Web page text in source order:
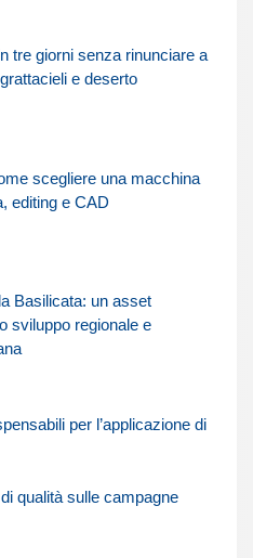
tre giorni senza rinunciare a
e deserto
scegliere una macchina
editing e CAD
Basilicata: un asset
sviluppo regionale e
per l’applicazione di
qualità sulle campagne